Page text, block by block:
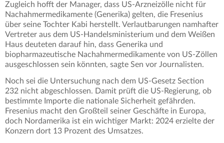
Zugleich hofft der Manager, dass US-Arzneizölle nicht für
Nachahmermedikamente (Generika) gelten, die Fresenius
über seine Tochter Kabi herstellt. Verlautbarungen namhafter
Vertreter aus dem US-Handelsministerium und dem Weißen
Haus deuteten darauf hin, dass Generika und
biopharmazeutische Nachahmermedikamente von US-Zöllen
ausgeschlossen sein könnten, sagte Sen vor Journalisten.
Noch sei die Untersuchung nach dem US-Gesetz Section
232 nicht abgeschlossen. Damit prüft die US-Regierung, ob
bestimmte Importe die nationale Sicherheit gefährden.
Fresenius macht den Großteil seiner Geschäfte in Europa,
doch Nordamerika ist ein wichtiger Markt: 2024 erzielte der
Konzern dort 13 Prozent des Umsatzes.